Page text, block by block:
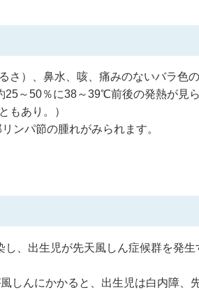
さ）、鼻水、咳、痛みのないバラ色
25～50％に38～39℃前後の発熱が見
もあり。）
ンパ節の腫れがみられます。
、出生児が先天風しん症候群を発生
しんにかかると、出生児は白内障、